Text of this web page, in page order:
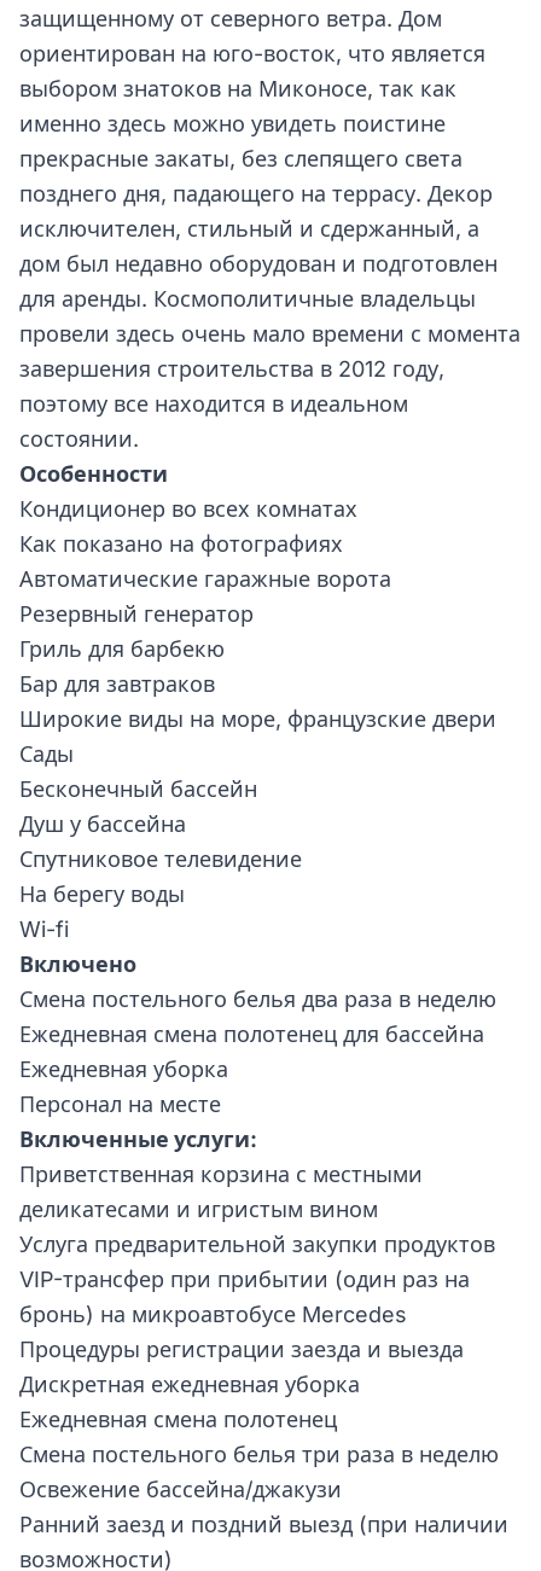
защищенному от северного ветра. Дом
ориентирован на юго-восток, что является
выбором знатоков на Миконосе, так как
именно здесь можно увидеть поистине
прекрасные закаты, без слепящего света
позднего дня, падающего на террасу. Декор
исключителен, стильный и сдержанный, а
дом был недавно оборудован и подготовлен
для аренды. Космополитичные владельцы
провели здесь очень мало времени с момента
завершения строительства в 2012 году,
поэтому все находится в идеальном
состоянии.
Особенности
Кондиционер во всех комнатах
Как показано на фотографиях
Автоматические гаражные ворота
Резервный генератор
Гриль для барбекю
Бар для завтраков
Широкие виды на море, французские двери
Сады
Бесконечный бассейн
Душ у бассейна
Спутниковое телевидение
На берегу воды
Wi-fi
Включено
Смена постельного белья два раза в неделю
Ежедневная смена полотенец для бассейна
Ежедневная уборка
Персонал на месте
Включенные услуги:
Приветственная корзина с местными
деликатесами и игристым вином
Услуга предварительной закупки продуктов
VIP-трансфер при прибытии (один раз на
бронь) на микроавтобусе Mercedes
Процедуры регистрации заезда и выезда
Дискретная ежедневная уборка
Ежедневная смена полотенец
Смена постельного белья три раза в неделю
Освежение бассейна/джакузи
Ранний заезд и поздний выезд (при наличии
возможности)